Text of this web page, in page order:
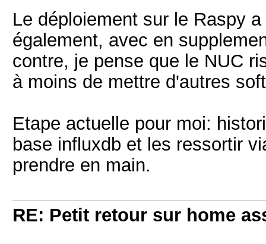
Le déploiement sur le Raspy
également, avec en
contre, je pense que le NUC
à moins de mettre d'autres
Etape actuelle pour moi:
base influxdb et les ressortir
prendre en main.
RE: Petit retour sur home